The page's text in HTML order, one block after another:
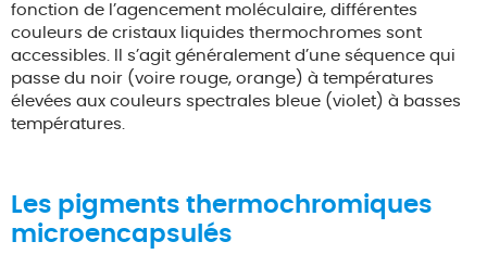
fonction de l’agencement moléculaire, différentes
couleurs de cristaux liquides thermochromes sont
accessibles. Il s’agit généralement d’une séquence qui
passe du noir (voire rouge, orange) à températures
élevées aux couleurs spectrales bleue (violet) à basses
températures.
Les pigments thermochromiques
microencapsulés